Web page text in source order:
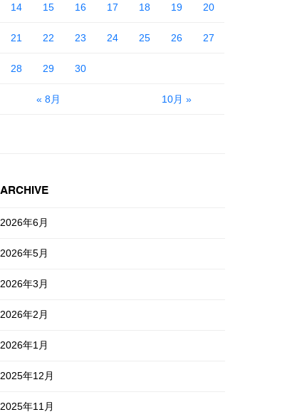
« 8月 10月 »
14 15 16 17 18 19 20
21 22 23 24 25 26 27
28 29 30
ARCHIVE
2026年6月
2026年5月
2026年3月
2026年2月
2026年1月
2025年12月
2025年11月